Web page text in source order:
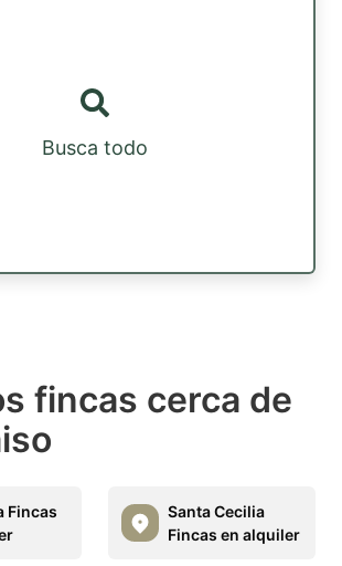
Busca todo
fincas cerca de
Fincas
Santa Cecilia
Fincas en alquiler